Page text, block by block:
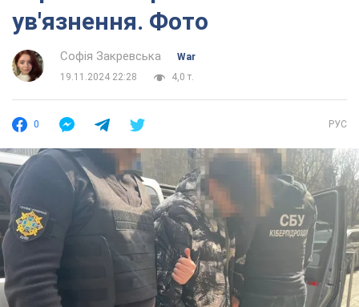
ув'язнення. Фото
Софія Закревська
War
19.11.2024 22:28
4,0 т.
0 РУС